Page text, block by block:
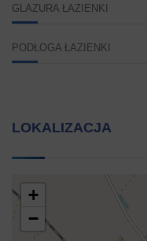
GLAZURA ŁAZIENKI
PODŁOGA ŁAZIENKI
LOKALIZACJA
+
−